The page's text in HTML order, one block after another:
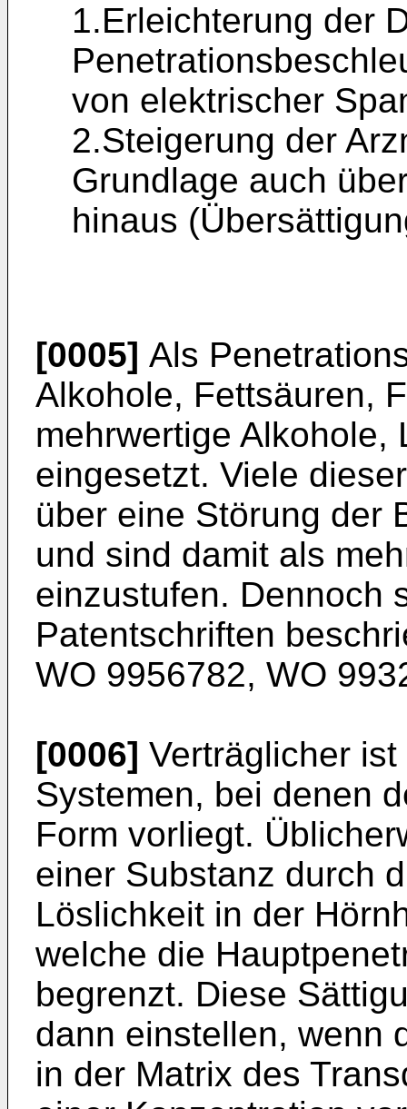
1.Erleichterung der
von elektrischer
2.Steigerung der
Grundlage auch
hinaus
[0005] Als
Alkohole, Fettsäuren,
mehrwertige Alkohole,
eingesetzt. Viele
über eine Störung der
und sind damit als
einzustufen. Dennoch
Patentschriften
WO 9956782, WO
[0006] Verträglicher
Systemen, bei denen
Form vorliegt.
einer Substanz durch
Löslichkeit in der
welche die
begrenzt. Diese
dann einstellen, wenn
in der Matrix des